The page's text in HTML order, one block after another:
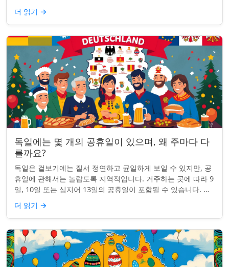
적 기념일이 혼합된 네팔은 현...
더 읽기 →
독일에는 몇 개의 공휴일이 있으며, 왜 주마다 다
를까요?
독일은 겉보기에는 질서 정연하고 균일하게 보일 수 있지만, 공
휴일에 관해서는 놀랍도록 지역적입니다. 거주하는 곳에 따라 9
일, 10일 또는 심지어 13일의 공휴일이 포함될 수 있습니다. 왜
그런 걸까요? 간단한 통찰...
더 읽기 →